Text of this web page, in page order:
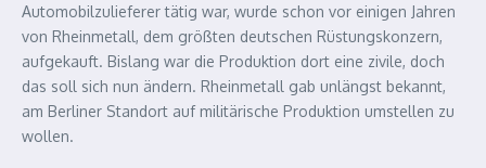
Automobilzulieferer tätig war, wurde schon vor einigen Jahren
von Rheinmetall, dem größten deutschen Rüstungskonzern,
aufgekauft. Bislang war die Produktion dort eine zivile, doch
das soll sich nun ändern. Rheinmetall gab unlängst bekannt,
am Berliner Standort auf militärische Produktion umstellen zu
wollen.